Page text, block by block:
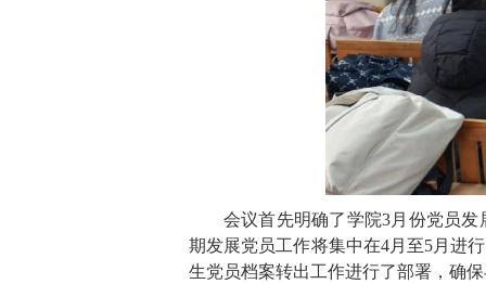
会议首先明确了学院3月份党员发
期发展党员工作将集中在4月至5月进
生党员档案转出工作进行了部署，确